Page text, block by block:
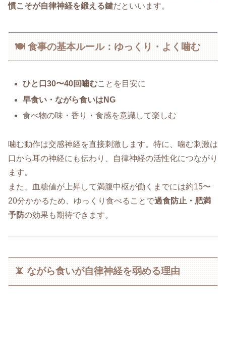
慣こそが自律神経を鍛える鍵だといいます。
🍽 食事の基本ルール：ゆっくり・よく噛む
ひと口30〜40回噛むことを目安に
早食い・ながら食いはNG
食べ物の味・香り・食感を意識して楽しむ
噛む動作は交感神経を直接刺激します。特に、噛む刺激は
口から耳の神経にも伝わり、自律神経の活性化につながり
ます。
また、血糖値が上昇して満腹中枢が働くまでには約15〜
20分かかるため、ゆっくり食べることで過食防止・肥満
予防の効果も期待できます。
📵 ながら食いが自律神経を弱める理由